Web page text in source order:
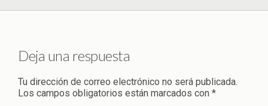
Deja una respuesta
Tu dirección de correo electrónico no será publicada.
Los campos obligatorios están marcados con *